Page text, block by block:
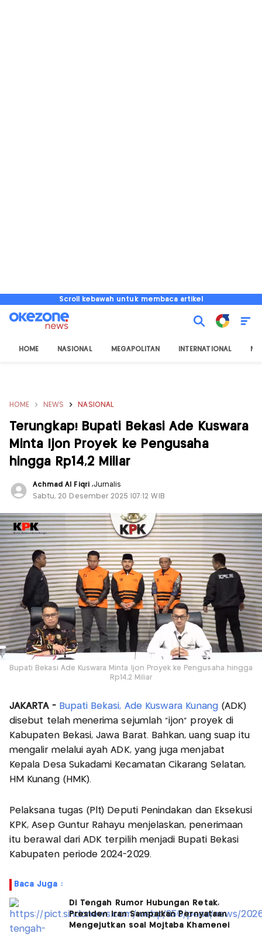
Scroll kebawah untuk membaca artikel
HOME NASIONAL MEGAPOLITAN INTERNATIONAL
HOME NEWS NASIONAL
Terungkap! Bupati Bekasi Ade Kuswara
Minta Ijon Proyek ke Pengusaha
hingga Rp14,2 Miliar
Achmad Al Fiqri ,Jurnalis
Sabtu, 20 Desember 2025 |07:12 WIB
Bupati Bekasi Ade Kuswara Minta Ijon Proyek ke Pengusaha hingga
Rp14,2 Miliar
JAKARTA - Bupati Bekasi, Ade Kuswara Kunang (ADK)
disebut telah menerima sejumlah "ijon" proyek di
Kabupaten Bekasi, Jawa Barat. Bahkan, uang suap itu
mengalir melalui ayah ADK, yang juga menjabat
Kepala Desa Sukadami Kecamatan Cikarang Selatan,
HM Kunang (HMK).
Pelaksana tugas (Plt) Deputi Penindakan dan Eksekusi
KPK, Asep Guntur Rahayu menjelaskan, penerimaan
itu berawal dari ADK terpilih menjadi Bupati Bekasi
Kabupaten periode 2024-2029.
Baca Juga :
Di Tengah Rumor Hubungan Retak,
Presiden Iran Sampaikan Pernyataan
Mengejutkan soal Mojtaba Khamenei